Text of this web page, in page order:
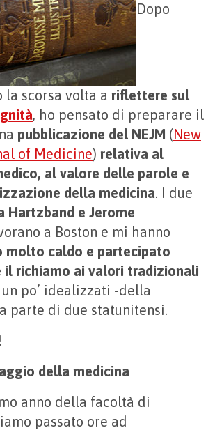
Dopo
scorsa volta a riflettere sul
, ho pensato di preparare il
pubblicazione del NEJM (New
of Medicine) relativa al
al valore delle parole e
della medicina. I due
Hartzband e Jerome
a Boston e mi hanno
molto caldo e partecipato
il richiamo ai valori tradizionali
po’ idealizzati -della
parte di due statunitensi.
della medicina
anno della facoltà di
passato ore ad